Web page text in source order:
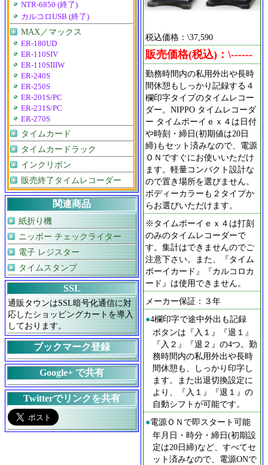
税込価格：\37,590
販売価格(税込)：\------
勤務時間内の私用外出や長時
間休憩もしっかり記録する４
欄印字タイプのタイムレコー
ダー。NIPPO タイムレコーダ
ー タイムボーイｅｘ４は日付
や時刻・締日(初期値は20日
締)もセット済みなので、電源
ＯＮですぐにお使いいただけ
ます。軽量コンパクト設計な
ので置き場所を選びません。
ボディーカラーも２タイプか
らお選びいただけます。
※タイムボーイｅｘ４は打刻
のみのタイムレコーダーで
す。集計はできませんのでご
注意下さい。また、『タイム
ボーイカード』『カルコロカ
ード』は使用できません。
メーカー保証：３年
●4欄印字で途中外出も記録
ボタンは『入１』『退１』
『入２』『退２』の4つ。勤
務時間内の私用外出や長時
間休憩も、しっかり印字し
ます。また出退切換設定に
より、『入１』『退１』の
自動シフトが可能です。
●電源ＯＮで即スタート可能
年月日・時分・締日(初期設
定は20日締)など、すべてセ
ット済みなので、電源ONで
NTR-6850 (終了)
カルコロUSB (終了)
MAX／マックス
ER-180UD
ER-110SIV
ER-110SIIIW
ER-240S
ER-250S
ER-201S/PC
ER-231S/PC
ER-270S
タイムカード
タイムカードラック
インクリボン
販売終了タイムレコーダー
関連商品
紙折り機
ニッポー チェックライター
電子 レジスター
タイムスタンプ
SSL
通販タウンはSSL暗号化通信に対
応したショッピングカートを導入
しております。
ブックマーク登録
Google+ で共有
Twitterでリンクを共有